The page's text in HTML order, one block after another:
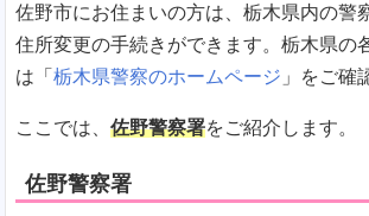
佐野市にお住まいの方は、栃木県内の警
住所変更の手続きができます。栃木県の
は「 栃木県警察のホームページ 」をご確
ここでは、 佐野警察署をご紹介します。
佐野警察署